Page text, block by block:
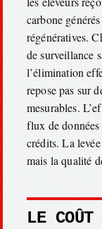
carbone
régénératives.
de surveillance
l’élimination
repose pas sur
mesurables.
flux de
crédits. La
mais la qualité
LE